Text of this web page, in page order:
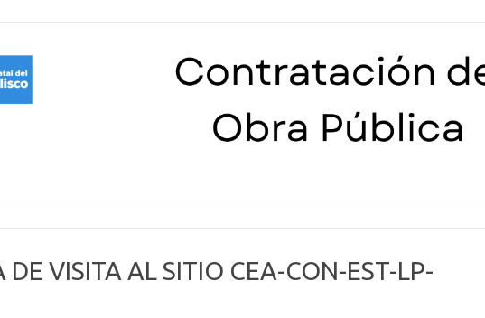
DE VISITA AL SITIO CEA-CON-EST-LP-